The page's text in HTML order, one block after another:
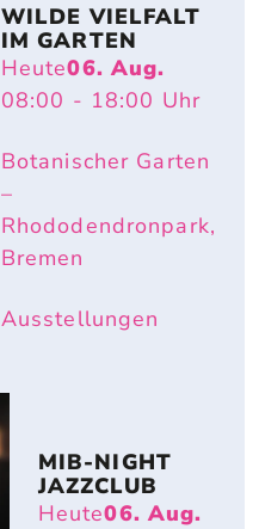
WILDE VIELFALT
IM GARTEN
Heute06. Aug.
08:00 - 18:00 Uhr
Botanischer Garten
–
Rhododendronpark,
Bremen
Ausstellungen
MIB-NIGHT
JAZZCLUB
Heute06. Aug.